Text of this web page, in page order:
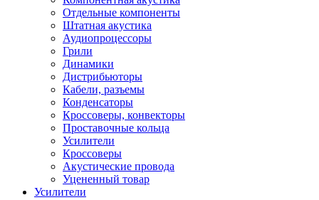
Отдельные компоненты
Штатная акустика
Аудиопроцессоры
Грили
Динамики
Дистрибьюторы
Кабели, разъемы
Конденсаторы
Кроссоверы, конвекторы
Проставочные кольца
Усилители
Кроссоверы
Акустические провода
Уцененный товар
Усилители